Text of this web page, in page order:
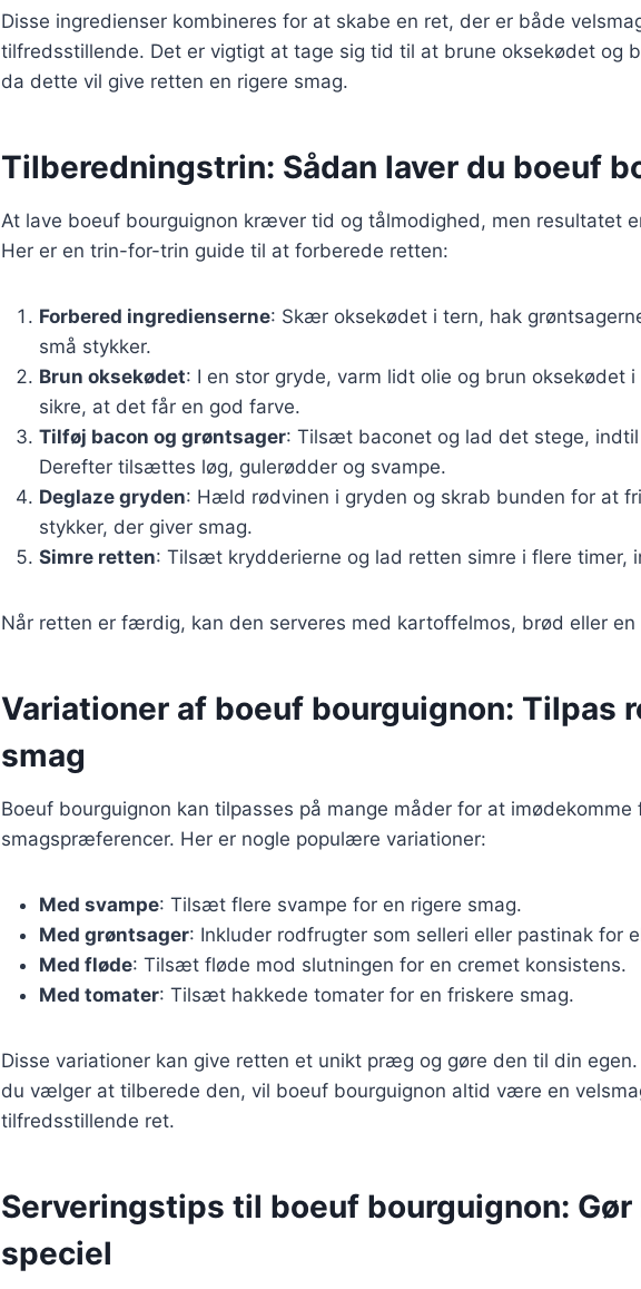
Disse ingredienser kombineres for at skabe en ret, der er både
tilfredsstillende. Det er vigtigt at tage sig tid til at brune oksekødet og
da dette vil give retten en rigere smag.
Tilberedningstrin: Sådan laver du boeuf
At lave boeuf bourguignon kræver tid og tålmodighed, men resultatet
Her er en trin-for-trin guide til at forberede retten:
Forbered ingredienserne: Skær oksekødet i tern, hak
små stykker.
Brun oksekødet: I en stor gryde, varm lidt olie og brun oksekødet
sikre, at det får en god farve.
Tilføj bacon og grøntsager: Tilsæt baconet og lad det stege,
Derefter tilsættes løg, gulerødder og svampe.
Deglaze gryden: Hæld rødvinen i gryden og skrab bunden for at
stykker, der giver smag.
Simre retten: Tilsæt krydderierne og lad retten simre i flere timer,
Når retten er færdig, kan den serveres med kartoffelmos, brød eller en
Variationer af boeuf bourguignon: Tilpas
smag
Boeuf bourguignon kan tilpasses på mange måder for at imødekomme
smagspræferencer. Her er nogle populære variationer:
Med svampe: Tilsæt flere svampe for en rigere smag.
Med grøntsager: Inkluder rodfrugter som selleri eller pastinak for
Med fløde: Tilsæt fløde mod slutningen for en cremet konsistens.
Med tomater: Tilsæt hakkede tomater for en friskere smag.
Disse variationer kan give retten et unikt præg og gøre den til din
du vælger at tilberede den, vil boeuf bourguignon altid være en
tilfredsstillende ret.
Serveringstips til boeuf bourguignon:
speciel